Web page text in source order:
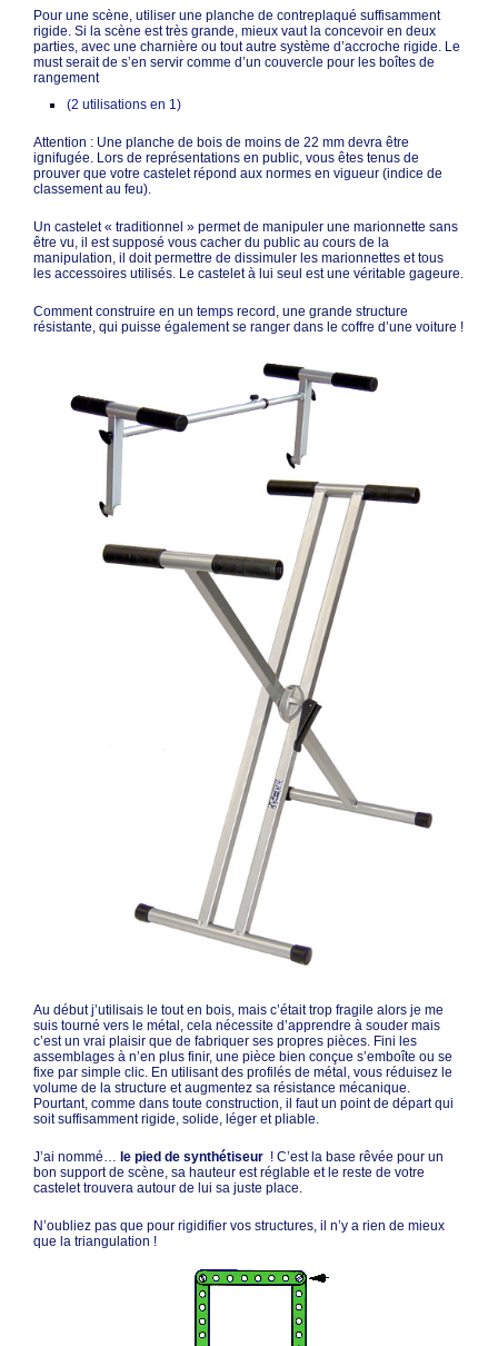
Pour une scène, utiliser une planche de contreplaqué suffisamment
rigide. Si la scène est très grande, mieux vaut la concevoir en deux
parties, avec une charnière ou tout autre système d’accroche rigide. Le
must serait de s’en servir comme d’un couvercle pour les boîtes de
rangement
(2 utilisations en 1)
Attention : Une planche de bois de moins de 22 mm devra être
ignifugée. Lors de représentations en public, vous êtes tenus de
prouver que votre castelet répond aux normes en vigueur (indice de
classement au feu).
Un castelet « traditionnel » permet de manipuler une marionnette sans
être vu, il est supposé vous cacher du public au cours de la
manipulation, il doit permettre de dissimuler les marionnettes et tous
les accessoires utilisés. Le castelet à lui seul est une véritable gageure.
Comment construire en un temps record, une grande structure
résistante, qui puisse également se ranger dans le coffre d’une voiture !
Au début j’utilisais le tout en bois, mais c’était trop fragile alors je me
suis tourné vers le métal, cela nécessite d’apprendre à souder mais
c’est un vrai plaisir que de fabriquer ses propres pièces. Fini les
assemblages à n’en plus finir, une pièce bien conçue s’emboîte ou se
fixe par simple clic. En utilisant des profilés de métal, vous réduisez le
volume de la structure et augmentez sa résistance mécanique.
Pourtant, comme dans toute construction, il faut un point de départ qui
soit suffisamment rigide, solide, léger et pliable.
J’ai nommé… le pied de synthétiseur ! C’est la base rêvée pour un
bon support de scène, sa hauteur est réglable et le reste de votre
castelet trouvera autour de lui sa juste place.
N’oubliez pas que pour rigidifier vos structures, il n’y a rien de mieux
que la triangulation !